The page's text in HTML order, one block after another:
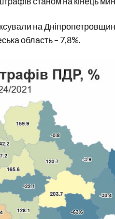
на
область – 7,8%.